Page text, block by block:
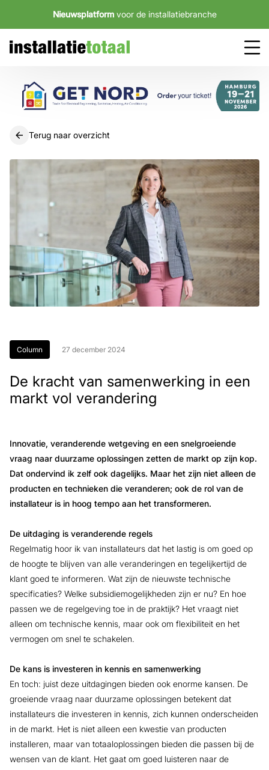
Nieuwsplatform voor de installatiebranche
Terug naar overzicht
Column 27 december 2024
De kracht van samenwerking in een
markt vol verandering
Innovatie, veranderende wetgeving en een snelgroeiende
vraag naar duurzame oplossingen zetten de markt op zijn kop.
Dat ondervind ik zelf ook dagelijks. Maar het zijn niet alleen de
producten en technieken die veranderen; ook de rol van de
installateur is in hoog tempo aan het transformeren.
De uitdaging is veranderende regels
Regelmatig hoor ik van installateurs dat het lastig is om goed op
de hoogte te blijven van alle veranderingen en tegelijkertijd de
klant goed te informeren. Wat zijn de nieuwste technische
specificaties? Welke subsidiemogelijkheden zijn er nu? En hoe
passen we de regelgeving toe in de praktijk? Het vraagt niet
alleen om technische kennis, maar ook om flexibiliteit en het
vermogen om snel te schakelen.
De kans is investeren in kennis en samenwerking
En toch: juist deze uitdagingen bieden ook enorme kansen. De
groeiende vraag naar duurzame oplossingen betekent dat
installateurs die investeren in kennis, zich kunnen onderscheiden
in de markt. Het is niet alleen een kwestie van producten
installeren, maar van totaaloplossingen bieden die passen bij de
wensen van de klant. Het gaat om goed luisteren naar de